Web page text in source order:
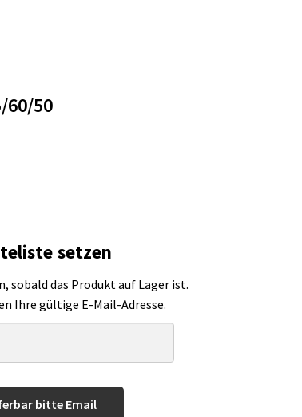
60/50
setzen
sobald das Produkt auf Lager ist.
Ihre gültige E-Mail-Adresse.
bitte Email